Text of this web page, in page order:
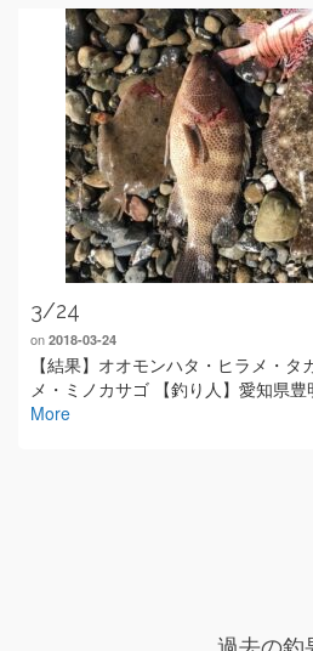
3/24
on 2018-03-24
【結果】オオモンハタ・ヒラメ・
メ・ミノカサゴ 【釣り人】愛知県
More